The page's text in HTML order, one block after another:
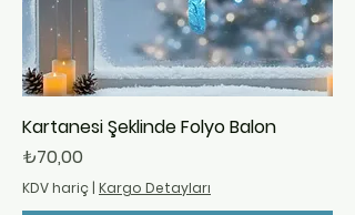
Kartanesi Şeklinde Folyo Balon
Fiyat
₺70,00
KDV hariç | Kargo Detayları